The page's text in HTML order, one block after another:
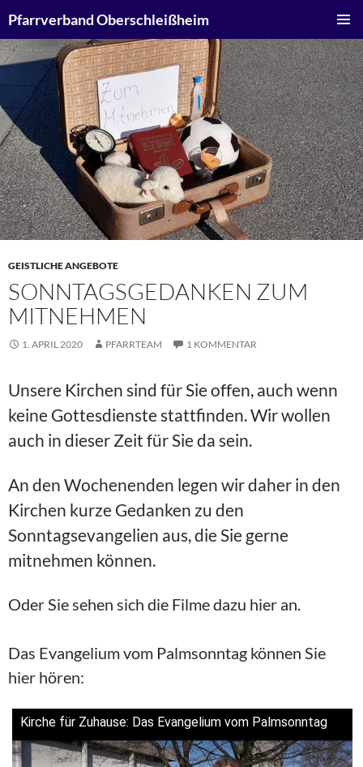
Inhalt
springen
Pfarrverband Oberschleißheim
MENÜ
GEISTLICHE ANGEBOTE
SONNTAGSGEDANKEN ZUM
MITNEHMEN
1. APRIL 2020 PFARRTEAM 1 KOMMENTAR
Unsere Kirchen sind für Sie offen, auch wenn
keine Gottesdienste stattfinden. Wir wollen
auch in dieser Zeit für Sie da sein.
An den Wochenenden legen wir daher in den
Kirchen kurze Gedanken zu den
Sonntagsevangelien aus, die Sie gerne
mitnehmen können.
Oder Sie sehen sich die Filme dazu hier an.
Das Evangelium vom Palmsonntag können Sie
hier hören:
Kirche für Zuhause: Das Evangelium vom Palmsonntag